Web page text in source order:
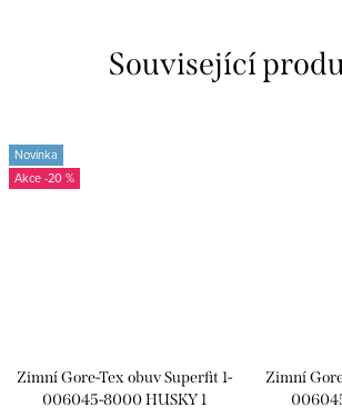
Související
Novinka
-20 %
Zimní Gore-Tex obuv Superfit 1-
006045-8000 HUSKY 1
Zimní